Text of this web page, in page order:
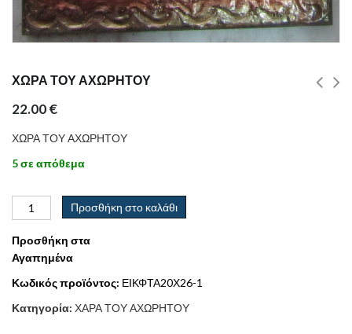
ΧΩΡΑ ΤΟΥ ΑΧΩΡΗΤΟΥ
22.00€
ΧΩΡΑ ΤΟΥ ΑΧΩΡΗΤΟΥ
5 σε απόθεμα
Προσθήκη στο καλάθι
Προσθήκη στα
Αγαπημένα
Κωδικός προϊόντος: ΕΙΚΦΤΑ20Χ26-1
Κατηγορία: ΧΑΡΑ ΤΟΥ ΑΧΩΡΗΤΟΥ